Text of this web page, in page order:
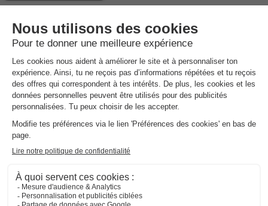
Gare
5km
Bus, Voiture, Vélo